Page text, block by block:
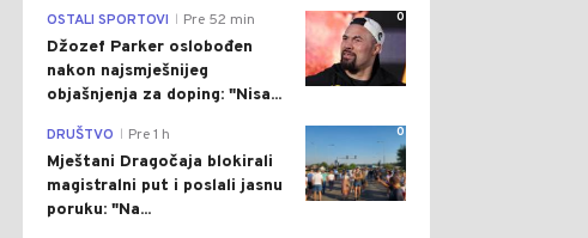
0
OSTALI SPORTOVI Pre 52 min
Džozef Parker oslobođen
nakon najsmješnijeg
objašnjenja za doping: "Nisa...
0
DRUŠTVO Pre 1 h
Mještani Dragočaja blokirali
magistralni put i poslali jasnu
poruku: "Na...